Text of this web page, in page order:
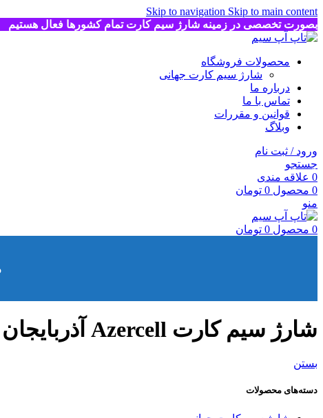
Skip to navigation Skip to main content
بصورت تخصصی در زمینه شارژ سیم کارت تمام کشورها فعال هستیم
محصولات فروشگاه
شارژ سیم کارت جهانی
درباره ما
تماس با ما
قوانین و مقررات
وبلاگ
ورود / ثبت نام
جستجو
0 علاقه مندی
0 محصول 0 تومان
منو
0 محصول 0 تومان
شارژ سیم کارت Azercell آذربایجان
بستن
دسته‌های محصولات